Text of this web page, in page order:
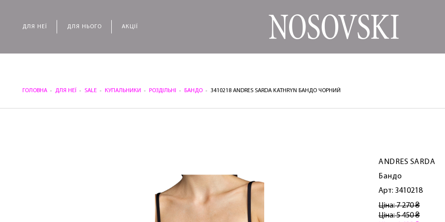
ДЛЯ НЕЇ ДЛЯ НЬОГО АКЦІЇ
ГОЛОВНА ДЛЯ НЕЇ SALE КУПАЛЬНИКИ РОЗДІЛЬНІ БАНДО 3410218 ANDRES SARDA KATHRYN БАНДО ЧОРНИЙ
ANDRES SARDA
Бандо
Арт: 3410218
Ціна: 7 270 ₴
Ціна: 5 450 ₴